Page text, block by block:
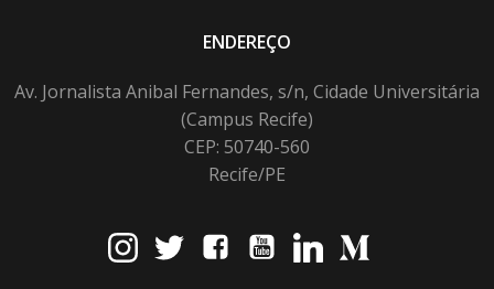
ENDEREÇO
Av. Jornalista Anibal Fernandes, s/n, Cidade Universitária
(Campus Recife)
CEP: 50740-560
Recife/PE